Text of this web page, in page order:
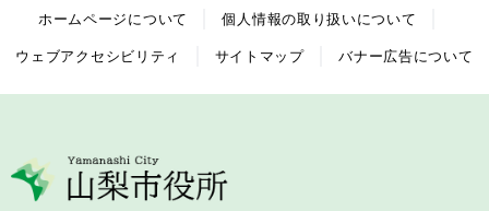
ホームページについて 個人情報の取り扱いについて
ウェブアクセシビリティ サイトマップ バナー広告について